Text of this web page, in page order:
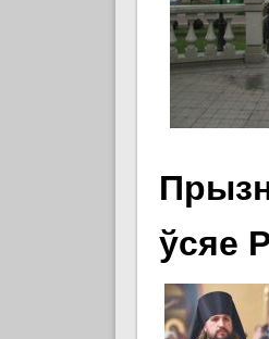
ўсяе